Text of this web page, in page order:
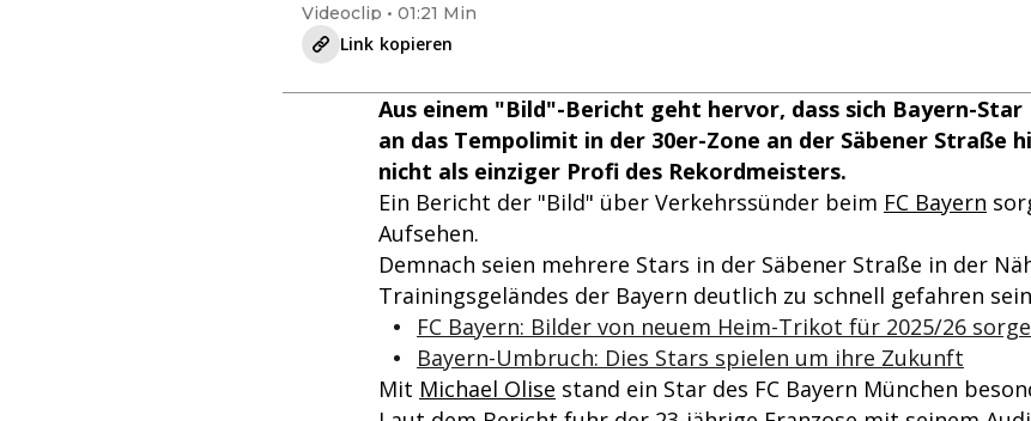
Videoclip • 01:21 Min
Link kopieren
Aus einem "Bild"-Bericht geht hervor, dass sich Bayern-Star
an das Tempolimit in der 30er-Zone an der Säbener Straße
nicht als einziger Profi des Rekordmeisters.
Ein Bericht der "Bild" über Verkehrssünder beim FC Bayern
Aufsehen.
Demnach seien mehrere Stars in der Säbener Straße in der
Trainingsgeländes der Bayern deutlich zu schnell gefahren
FC Bayern: Bilder von neuem Heim-Trikot für 2025/26
Bayern-Umbruch: Dies Stars spielen um ihre Zukunft
Mit Michael Olise stand ein Star des FC Bayern München